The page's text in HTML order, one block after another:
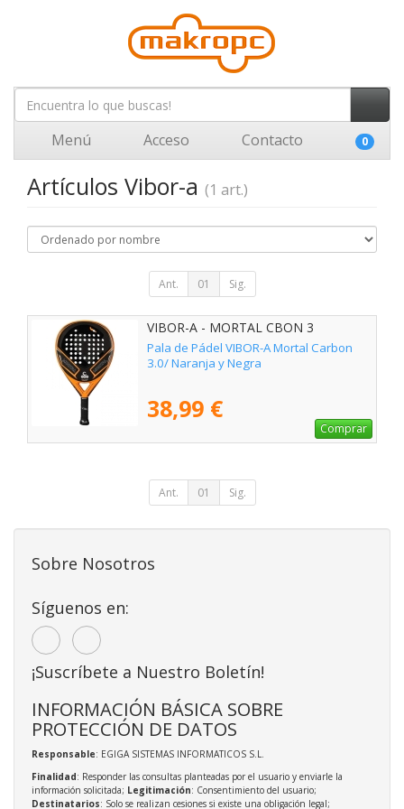
Menú Acceso Contacto 0
Artículos Vibor-a (1 art.)
Ant. 01 Sig.
VIBOR-A - MORTAL CBON 3
Pala de Pádel VIBOR-A Mortal Carbon
3.0/ Naranja y Negra
38,99 €
Comprar
Ant. 01 Sig.
Sobre Nosotros
Síguenos en:
¡Suscríbete a Nuestro Boletín!
INFORMACIÓN BÁSICA SOBRE
PROTECCIÓN DE DATOS
Responsable: EGIGA SISTEMAS INFORMATICOS S.L.
Finalidad: Responder las consultas planteadas por el usuario y enviarle la
información solicitada; Legitimación: Consentimiento del usuario;
Destinatarios: Solo se realizan cesiones si existe una obligación legal;